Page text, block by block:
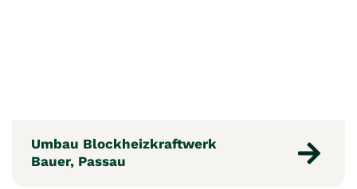
Umbau Blockheizkraftwerk
Bauer, Passau